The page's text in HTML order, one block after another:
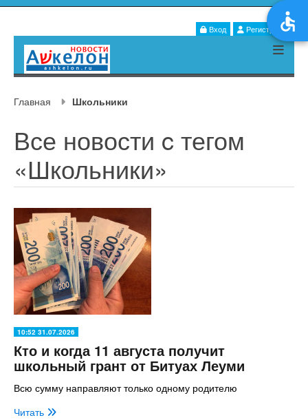
Вход Регистрация
Главная Школьники
Все новости c тегом
«Школьники»
10:52 31.07.2026
Кто и когда 11 августа получит
школьный грант от Битуах Леуми
Всю сумму направляют только одному родителю
Читать